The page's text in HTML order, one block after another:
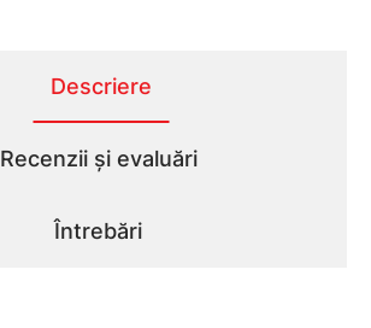
Descriere
Recenzii și evaluări
Întrebări